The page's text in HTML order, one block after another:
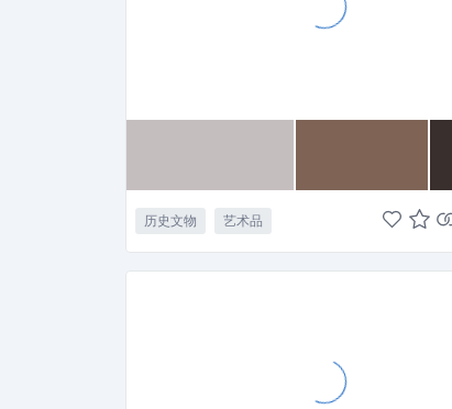
历史文物 艺术品